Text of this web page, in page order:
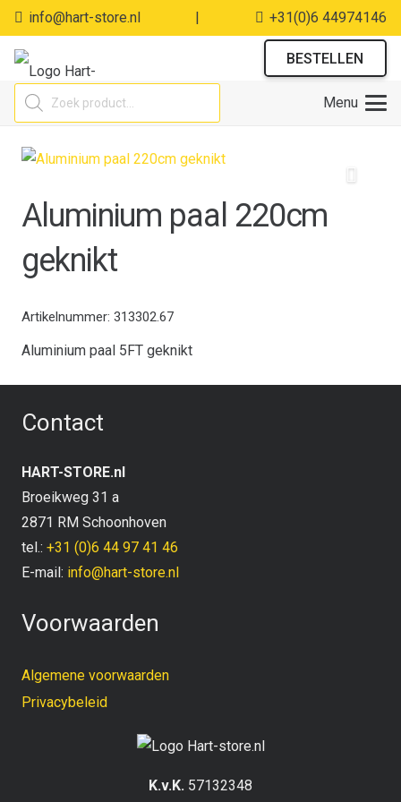
info@hart-store.nl | +31(0)6 44974146
BESTELLEN
Producten
zoeken
Menu
Aluminium paal 220cm
geknikt
Artikelnummer: 313302.67
Aluminium paal 5FT geknikt
Contact
HART-STORE.nl
Broeikweg 31 a
2871 RM Schoonhoven
tel.: +31 (0)6 44 97 41 46
E-mail: info@hart-store.nl
Voorwaarden
Algemene voorwaarden
Privacybeleid
K.v.K. 57132348